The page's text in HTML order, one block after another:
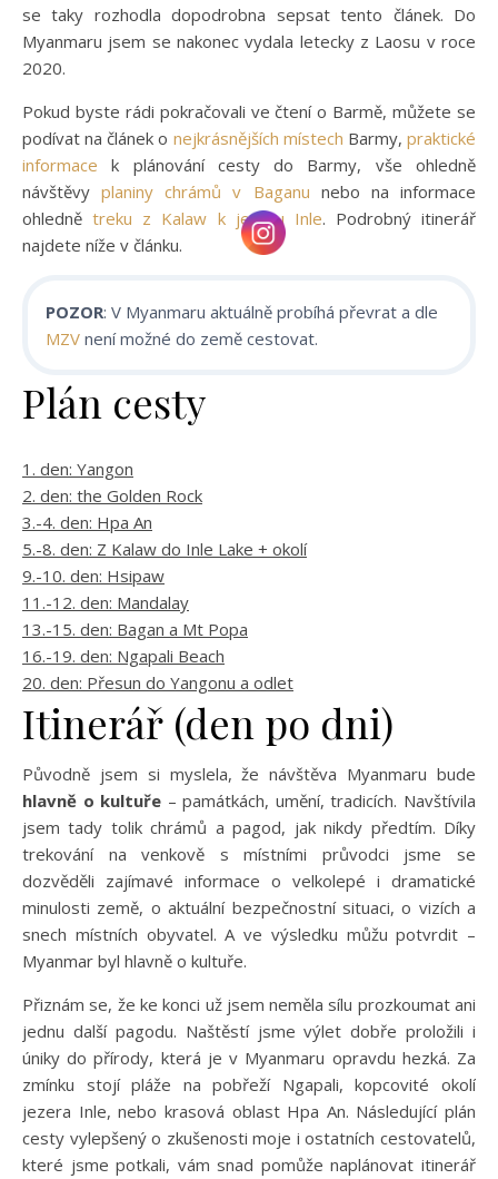
se taky rozhodla dopodrobna sepsat tento článek. Do
Myanmaru jsem se nakonec vydala letecky z Laosu v roce
2020.
Pokud byste rádi pokračovali ve čtení o Barmě, můžete se
podívat na článek o nejkrásnějších místech Barmy,praktické
informace k plánování cesty do Barmy, vše ohledně
návštěvyplaniny chrámů v Baganu nebo na informace
ohlednětreku z Kalaw k jezeru Inle. Podrobný itinerář
najdete níže v článku.
POZOR: V Myanmaru aktuálně probíhá převrat a dle
MZV není možné do země cestovat.
Plán cesty
1. den: Yangon
2. den: the Golden Rock
3.-4. den: Hpa An
5.-8. den: Z Kalaw do Inle Lake + okolí
9.-10. den: Hsipaw
11.-12. den: Mandalay
13.-15. den: Bagan a Mt Popa
16.-19. den: Ngapali Beach
20. den: Přesun do Yangonu a odlet
Itinerář (den po dni)
Původně jsem si myslela, že návštěva Myanmaru bude
hlavně o kultuře – památkách, umění, tradicích. Navštívila
jsem tady tolik chrámů a pagod, jak nikdy předtím. Díky
trekování na venkově s místními průvodci jsme se
dozvěděli zajímavé informace o velkolepé i dramatické
minulosti země, o aktuální bezpečnostní situaci, o vizích a
snech místních obyvatel. A ve výsledku můžu potvrdit –
Myanmar byl hlavně o kultuře.
Přiznám se, že ke konci už jsem neměla sílu prozkoumat ani
jednu další pagodu. Naštěstí jsme výlet dobře proložili i
úniky do přírody, která je v Myanmaru opravdu hezká. Za
zmínku stojí pláže na pobřeží Ngapali, kopcovité okolí
jezera Inle, nebo krasová oblast Hpa An. Následující plán
cesty vylepšený o zkušenosti moje i ostatních cestovatelů,
které jsme potkali, vám snad pomůže naplánovat itinerář